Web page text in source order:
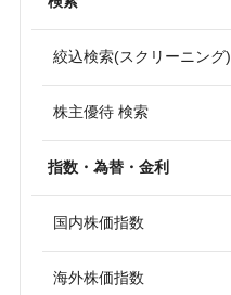
絞込検索(スクリーニング)
株主優待 検索
指数・為替・金利
国内株価指数
海外株価指数